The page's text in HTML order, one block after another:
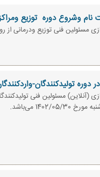
نام وشروع دوره ‌ توزیع
دوره تولیدکنندگان-
05/30 می‌باشد.